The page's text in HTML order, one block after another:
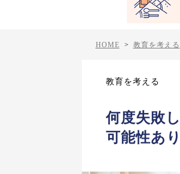
HOME > 教育を考える
教育を考える
何度失敗
可能性あり